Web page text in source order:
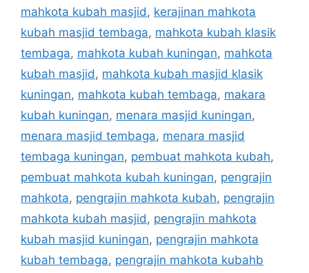
mahkota kubah masjid, kerajinan mahkota
kubah masjid tembaga, mahkota kubah klasik
tembaga, mahkota kubah kuningan, mahkota
kubah masjid, mahkota kubah masjid klasik
kuningan, mahkota kubah tembaga, makara
kubah kuningan, menara masjid kuningan,
menara masjid tembaga, menara masjid
tembaga kuningan, pembuat mahkota kubah,
pembuat mahkota kubah kuningan, pengrajin
mahkota, pengrajin mahkota kubah, pengrajin
mahkota kubah masjid, pengrajin mahkota
kubah masjid kuningan, pengrajin mahkota
kubah tembaga, pengrajin mahkota kubahb